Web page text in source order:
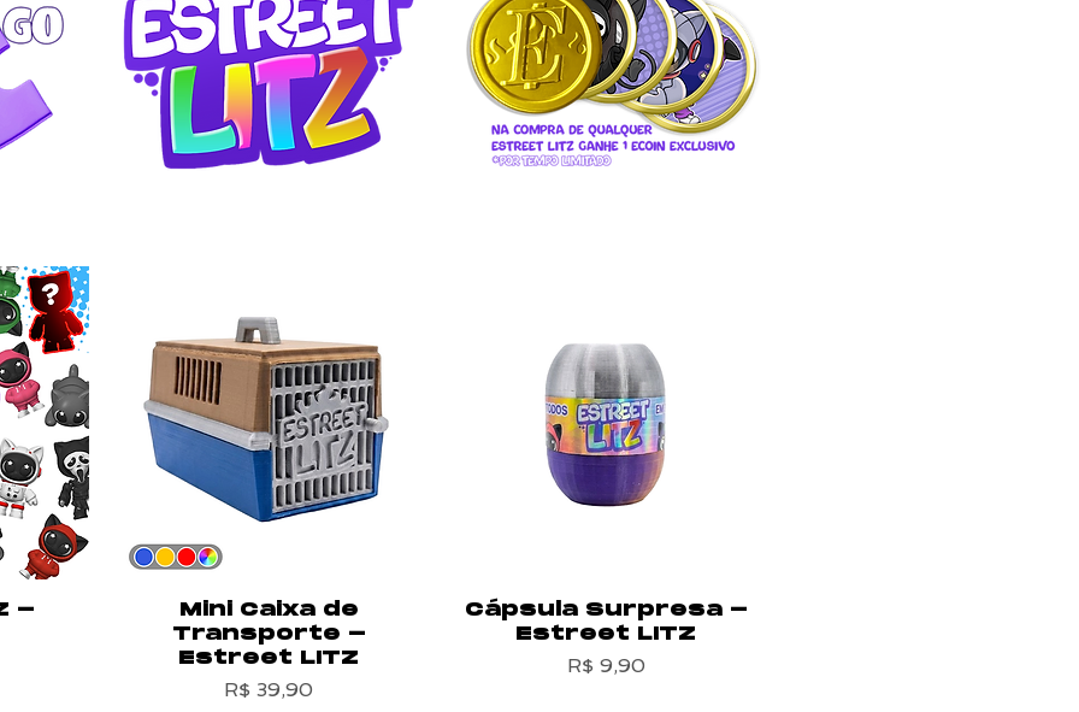
-
Mini Caixa de
Transporte -
Estreet LITZ
Preço
R$ 39,90
Cápsula Surpresa -
Estreet LITZ
Preço
R$ 9,90